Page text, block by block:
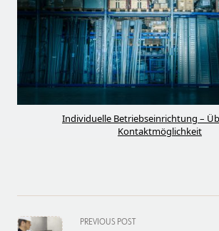
Individuelle Betriebseinrichtung –
Kontaktmöglichkeit
<span
PREVIOUS POST